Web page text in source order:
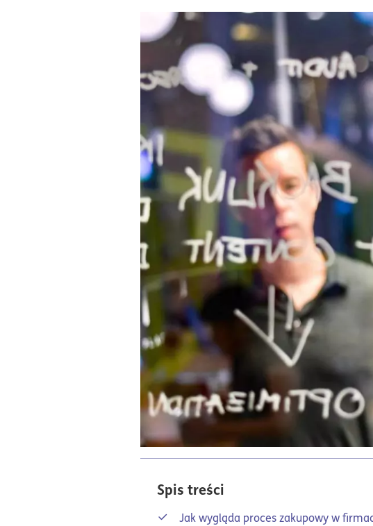
Spis treści
Jak wygląda proces zakupowy w